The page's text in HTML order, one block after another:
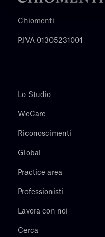
Chiomenti
P.IVA 01305231001
Lo Studio
WeCare
Riconoscimenti
Global
Practice area
Professionisti
Lavora con noi
Cerca